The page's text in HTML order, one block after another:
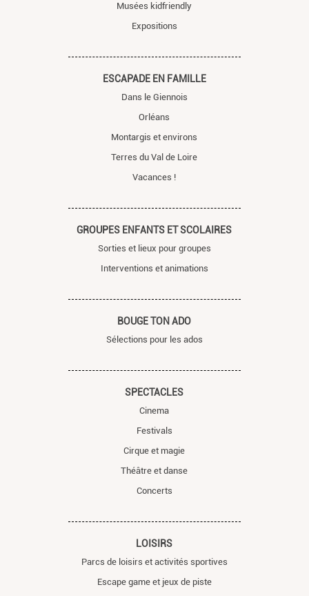
Musées kidfriendly
Expositions
ESCAPADE EN FAMILLE
Dans le Giennois
Orléans
Montargis et environs
Terres du Val de Loire
Vacances !
GROUPES ENFANTS ET SCOLAIRES
Sorties et lieux pour groupes
Interventions et animations
BOUGE TON ADO
Sélections pour les ados
SPECTACLES
Cinema
Festivals
Cirque et magie
Théâtre et danse
Concerts
LOISIRS
Parcs de loisirs et activités sportives
Escape game et jeux de piste